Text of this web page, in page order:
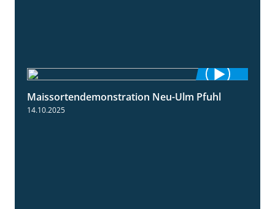
7:10
Maissortendemonstration Neu-Ulm Pfuhl
14.10.2025